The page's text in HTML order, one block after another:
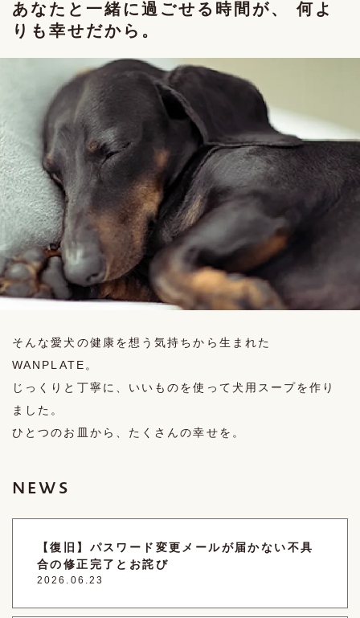
あなたと一緒に過ごせる時間が、 何よ
りも幸せだから。
そんな愛犬の健康を想う気持ちから生まれた
WANPLATE。
じっくりと丁寧に、いいものを使って犬用スープを作り
ました。
ひとつのお皿から、たくさんの幸せを。
NEWS
【復旧】パスワード変更メールが届かない不具
合の修正完了とお詫び
2026.06.23